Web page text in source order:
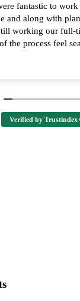
fantastic to
and along with
working our full-
the process feel
Verified by Trustindex